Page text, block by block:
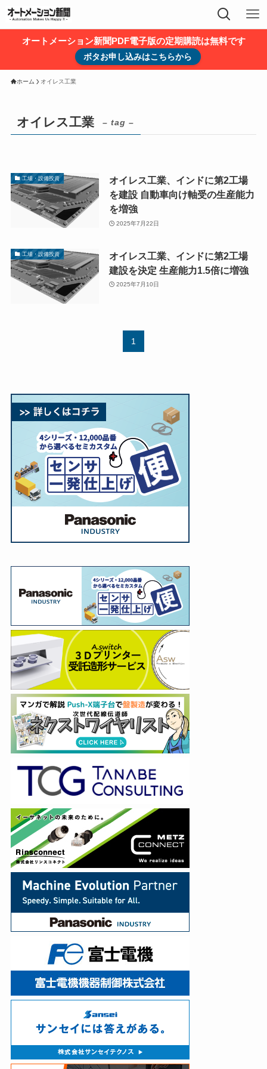
オートメーション新聞PDF電子版の定期購読は無料です
ボタお申し込みはこちらから
ホーム オイレス工業
オイレス工業 – tag –
工場・設備投資
オイレス工業、インドに第2工場
を建設 自動車向け軸受の生産能力
を増強
2025年7月22日
工場・設備投資
オイレス工業、インドに第2工場
建設を決定 生産能力1.5倍に増強
2025年7月10日
1